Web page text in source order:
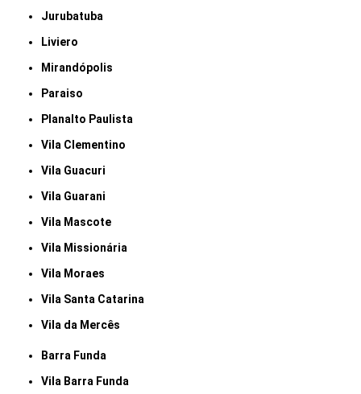
Jurubatuba
Liviero
Mirandópolis
Paraiso
Planalto Paulista
Vila Clementino
Vila Guacuri
Vila Guarani
Vila Mascote
Vila Missionária
Vila Moraes
Vila Santa Catarina
Vila da Mercês
Barra Funda
Vila Barra Funda